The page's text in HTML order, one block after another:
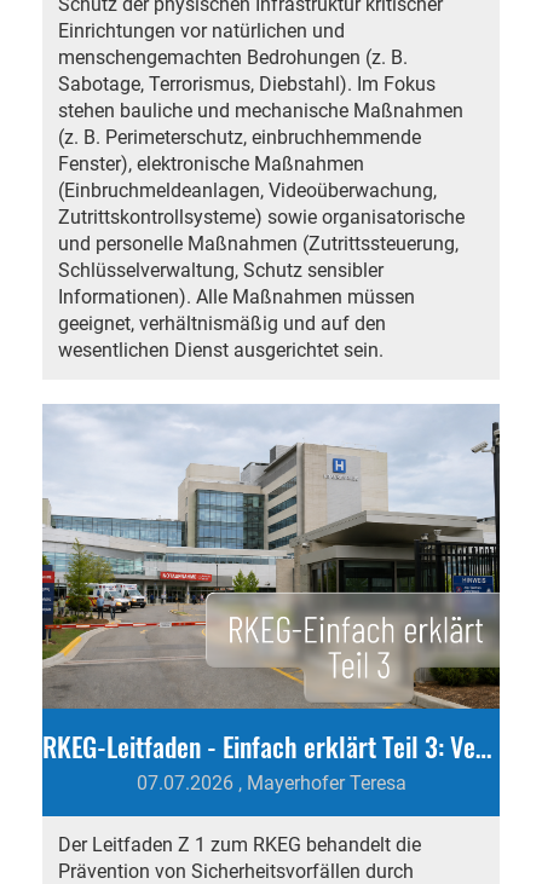
Einrichtungen vor natürlichen und
menschengemachten Bedrohungen (z. B.
Sabotage, Terrorismus, Diebstahl). Im Fokus
stehen bauliche und mechanische Maßnahmen
(z. B. Perimeterschutz, einbruchhemmende
Fenster), elektronische Maßnahmen
(Einbruchmeldeanlagen, Videoüberwachung,
Zutrittskontrollsysteme) sowie organisatorische
und personelle Maßnahmen (Zutrittssteuerung,
Schlüsselverwaltung, Schutz sensibler
Informationen). Alle Maßnahmen müssen
geeignet, verhältnismäßig und auf den
wesentlichen Dienst ausgerichtet sein.
RKEG-Leitfaden - Einfach erklärt Teil 3: Verhinderung von Sicherheitsvorfällen (Z 1)
07.07.2026, Mayerhofer Teresa
Der Leitfaden Z 1 zum RKEG behandelt die
Prävention von Sicherheitsvorfällen durch